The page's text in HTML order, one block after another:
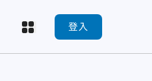
登入